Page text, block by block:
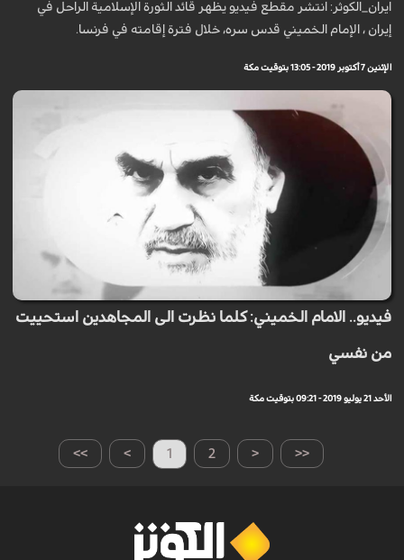
ايران_الكوثر: انتشر مقطع فيديو يظهر قائد الثورة الإسلامية الراحل في
إيران ، الإمام الخميني قدس سره، خلال فترة إقامته في فرنسا.
الإثنين 7 أكتوبر 2019 - 13:05 بتوقيت مكة
فيديو.. الامام الخميني: كلما نظرت الى المجاهدين استحييت
من نفسي
الأحد 21 يوليو 2019 - 09:21 بتوقيت مكة
>> > 1 2 < <<